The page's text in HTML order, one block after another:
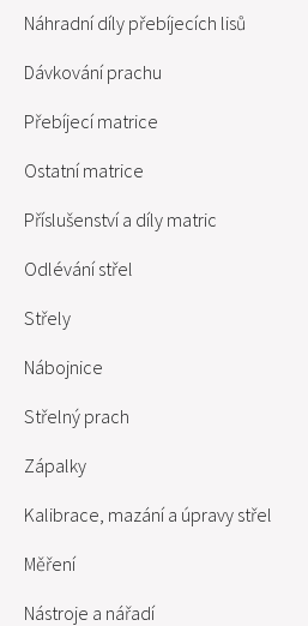
Náhradní díly přebíjecích lisů
Dávkování prachu
Přebíjecí matrice
Ostatní matrice
Příslušenství a díly matric
Odlévání střel
Střely
Nábojnice
Střelný prach
Zápalky
Kalibrace, mazání a úpravy střel
Měření
Nástroje a nářadí